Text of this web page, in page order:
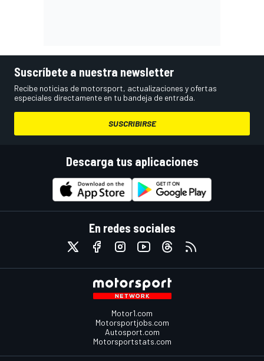
Suscríbete a nuestra newsletter
Recibe noticias de motorsport, actualizaciones y ofertas
especiales directamente en tu bandeja de entrada.
SUSCRIBIRSE
Descarga tus aplicaciones
En redes sociales
Motor1.com
Motorsportjobs.com
Autosport.com
Motorsportstats.com